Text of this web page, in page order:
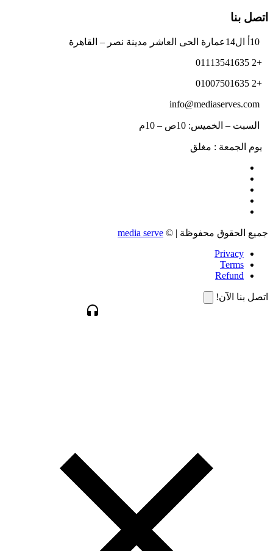
اتصل بنا
+2 01113541635
+2 01007501635
السبت – الخميس: 10ص – 10م
يوم الجمعة : مغلق
جميع الحقوق محفوظة | © media serve
Privacy
Terms
Refund
اتصل بنا الآن!